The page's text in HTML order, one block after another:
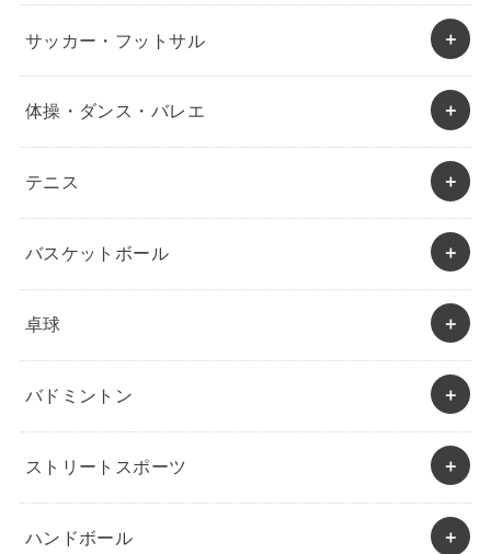
サッカー・フットサル
体操・ダンス・バレエ
テニス
バスケットボール
卓球
バドミントン
ストリートスポーツ
ハンドボール